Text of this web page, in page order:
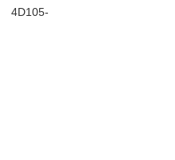
4D105-